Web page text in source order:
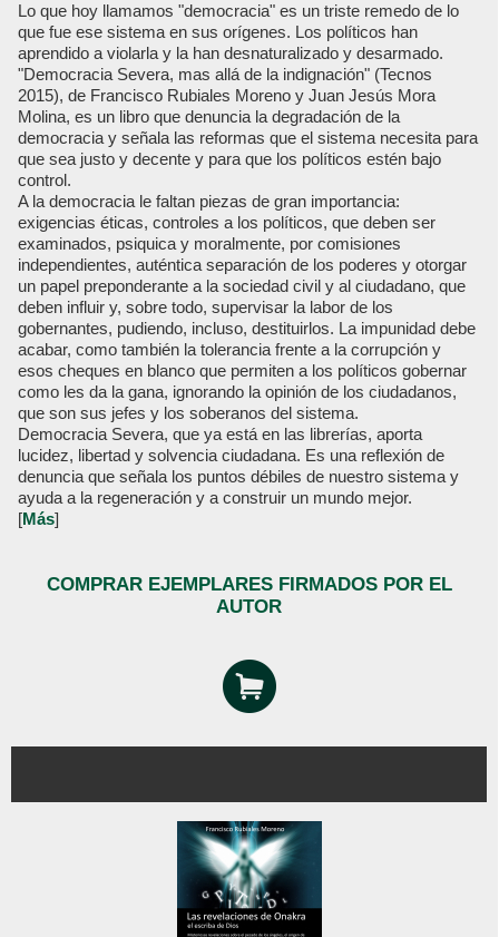
Lo que hoy llamamos "democracia" es un triste remedo de lo
que fue ese sistema en sus orígenes. Los políticos han
aprendido a violarla y la han desnaturalizado y desarmado.
"Democracia Severa, mas allá de la indignación" (Tecnos
2015), de Francisco Rubiales Moreno y Juan Jesús Mora
Molina, es un libro que denuncia la degradación de la
democracia y señala las reformas que el sistema necesita para
que sea justo y decente y para que los políticos estén bajo
control.
A la democracia le faltan piezas de gran importancia:
exigencias éticas, controles a los políticos, que deben ser
examinados, psiquica y moralmente, por comisiones
independientes, auténtica separación de los poderes y otorgar
un papel preponderante a la sociedad civil y al ciudadano, que
deben influir y, sobre todo, supervisar la labor de los
gobernantes, pudiendo, incluso, destituirlos. La impunidad debe
acabar, como también la tolerancia frente a la corrupción y
esos cheques en blanco que permiten a los políticos gobernar
como les da la gana, ignorando la opinión de los ciudadanos,
que son sus jefes y los soberanos del sistema.
Democracia Severa, que ya está en las librerías, aporta
lucidez, libertad y solvencia ciudadana. Es una reflexión de
denuncia que señala los puntos débiles de nuestro sistema y
ayuda a la regeneración y a construir un mundo mejor.
[Más]
COMPRAR EJEMPLARES FIRMADOS POR EL
AUTOR